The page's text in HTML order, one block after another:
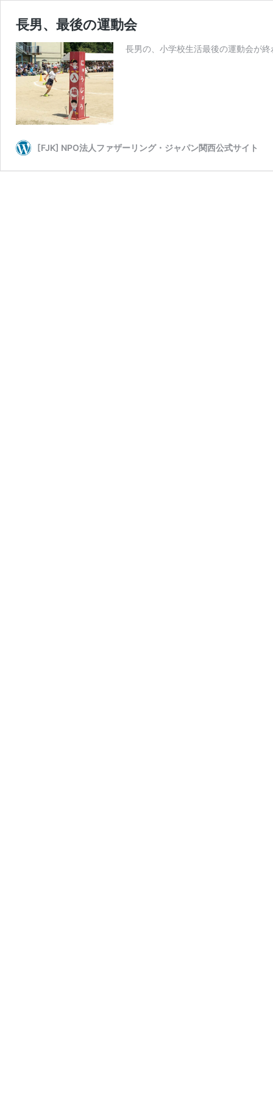
長男、最後の運動会
長男の、小学校生活最後の運動会が
[FJK] NPO法人ファザーリング・ジャパン関西公式サイト